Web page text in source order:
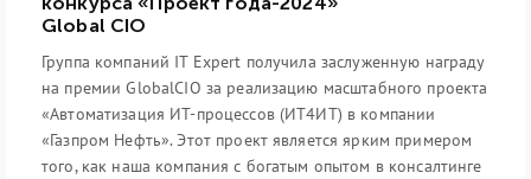
Global CIO
Группа компаний IT Expert получила заслуженную награду
на премии GlobalCIO за реализацию масштабного проекта
«Автоматизация ИТ-процессов (ИТ4ИТ) в компании
«Газпром Нефть». Этот проект является ярким примером
того, как наша компания с богатым опытом в консалтинге